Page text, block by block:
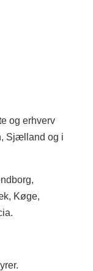
og erhverv
Sjælland og i
Køge,